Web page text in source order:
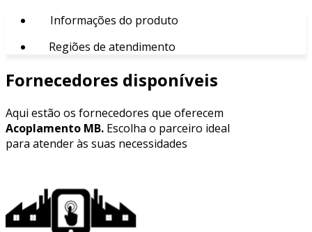
Informações do produto
Regiões de atendimento
Fornecedores disponíveis
Aqui estão os fornecedores que oferecem
Acoplamento MB. Escolha o parceiro ideal
para atender às suas necessidades